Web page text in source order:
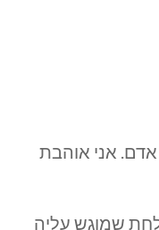
אני אוהבת
שמוגש עליה